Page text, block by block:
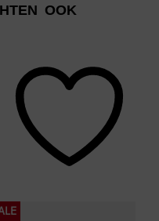
OOK